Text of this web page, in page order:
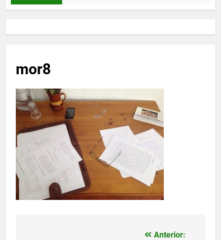
mor8
Anterior: